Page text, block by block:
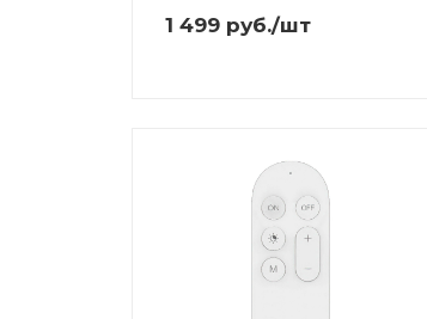
1 499 руб./шт